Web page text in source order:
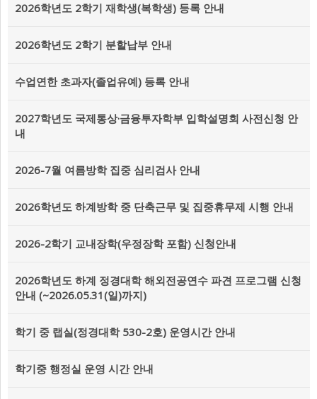
2026학년도 2학기 재학생(복학생) 등록 안내
2026학년도 2학기 분할납부 안내
수업연한 초과자(졸업유예) 등록 안내
2027학년도 국제통상·금융투자학부 입학설명회 사전신청 안
내
2026-7월 여름방학 집중 심리검사 안내
2026학년도 하계방학 중 단축근무 및 집중휴무제 시행 안내
2026-2학기 교내장학(우정장학 포함) 신청안내
2026학년도 하계 정경대학 해외전공연수 파견 프로그램 신청
안내 (~2026.05.31(일)까지)
학기 중 랩실(정경대학 530-2호) 운영시간 안내
학기중 행정실 운영 시간 안내